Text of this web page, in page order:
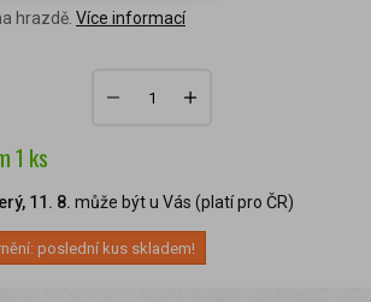
hrazdě. Více informací
1 ks
11. 8. může být u Vás (platí pro ČR)
poslední kus skladem!